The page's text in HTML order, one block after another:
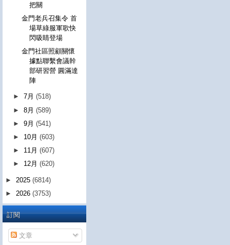
把關
金門老兵召集令 首
場草綠服軍歌快
閃吸睛登場
金門社區照顧關懷
據點聯繫會議幹
部研習營 圓滿達
陣
►7月(518)
►8月(589)
►9月(541)
► 10月(603)
► 11月(607)
► 12月(620)
► 2025 (6814)
► 2026 (3753)
訂閱
文章